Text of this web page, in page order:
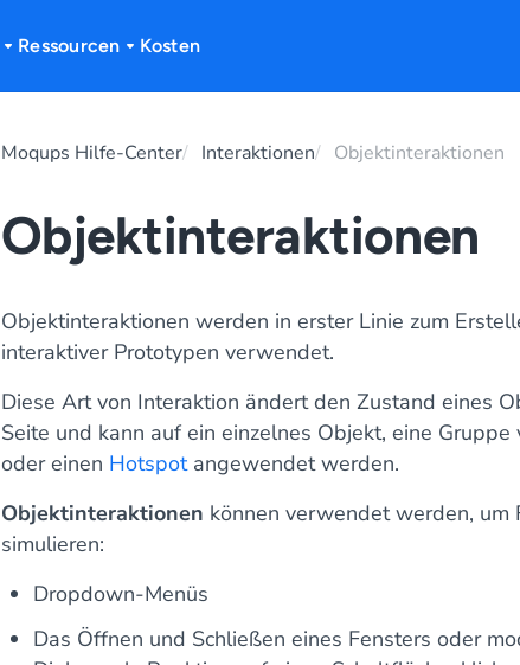
Ressourcen Kosten
Moqups Hilfe-Center Interaktionen Objektinteraktionen
Objektinteraktionen
Objektinteraktionen werden in erster Linie zum
interaktiver Prototypen verwendet.
Diese Art von Interaktion ändert den Zustand eines
Seite und kann auf ein einzelnes Objekt, eine Gruppe
oder einen Hotspotangewendet werden.
Objektinteraktionen können verwendet werden, um
simulieren:
Dropdown-Menüs
Das Öffnen und Schließen eines Fensters oder